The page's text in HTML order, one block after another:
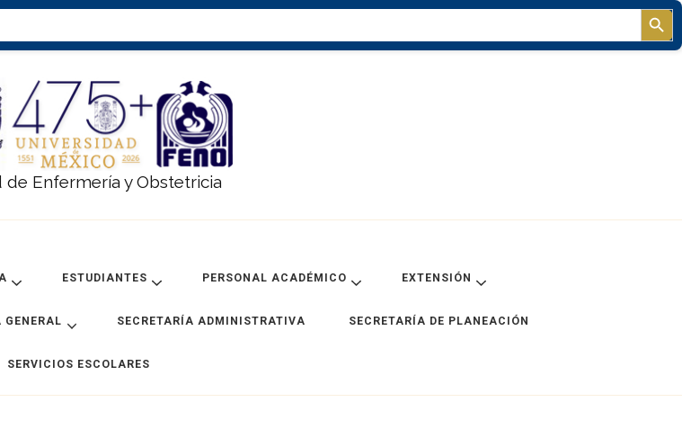
de Enfermería y Obstetricia
ESTUDIANTES PERSONAL ACADÉMICO EXTENSIÓN
GENERAL SECRETARÍA ADMINISTRATIVA SECRETARÍA DE PLANEACIÓN
SERVICIOS ESCOLARES